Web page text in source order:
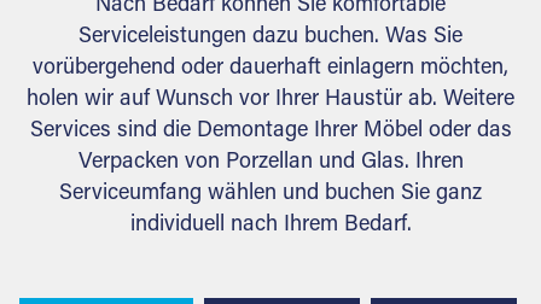
Nach Bedarf können Sie komfortable
Serviceleistungen dazu buchen. Was Sie
vorübergehend oder dauerhaft einlagern möchten,
holen wir auf Wunsch vor Ihrer Haustür ab. Weitere
Services sind die Demontage Ihrer Möbel oder das
Verpacken von Porzellan und Glas. Ihren
Serviceumfang wählen und buchen Sie ganz
individuell nach Ihrem Bedarf.